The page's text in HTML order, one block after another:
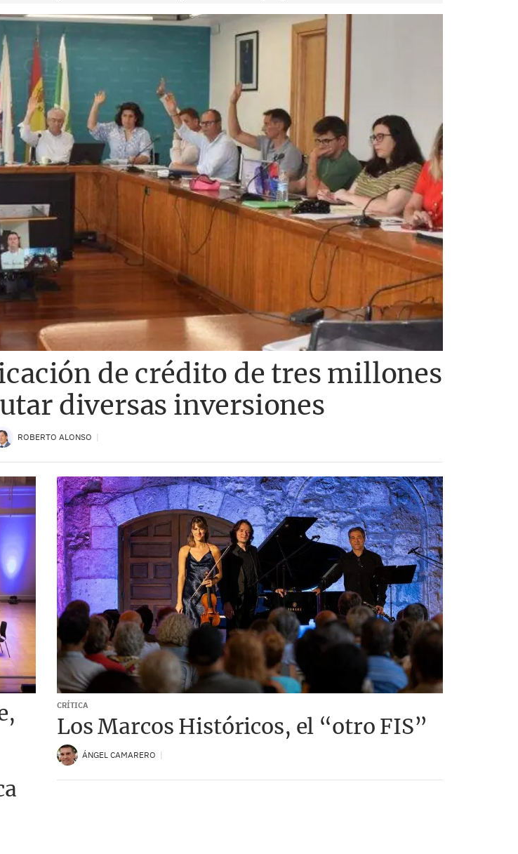
de crédito de tres millones
diversas inversiones
ROBERTO ALONSO
CRÍTICA
Los Marcos Históricos, el “otro FIS”
ÁNGEL CAMARERO